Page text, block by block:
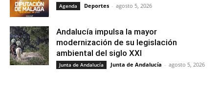
Agenda Deportes - agosto 5, 2026
Andalucía impulsa la mayor
modernización de su legislación
ambiental del siglo XXI
Junta de Andalucía Junta de Andalucía - agosto 5, 2026